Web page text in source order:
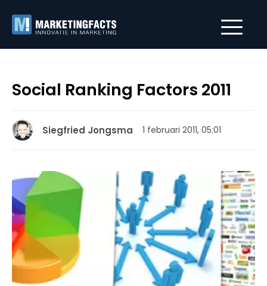
Social Ranking Factors 2011
Siegfried Jongsma 1 februari 2011, 05:01